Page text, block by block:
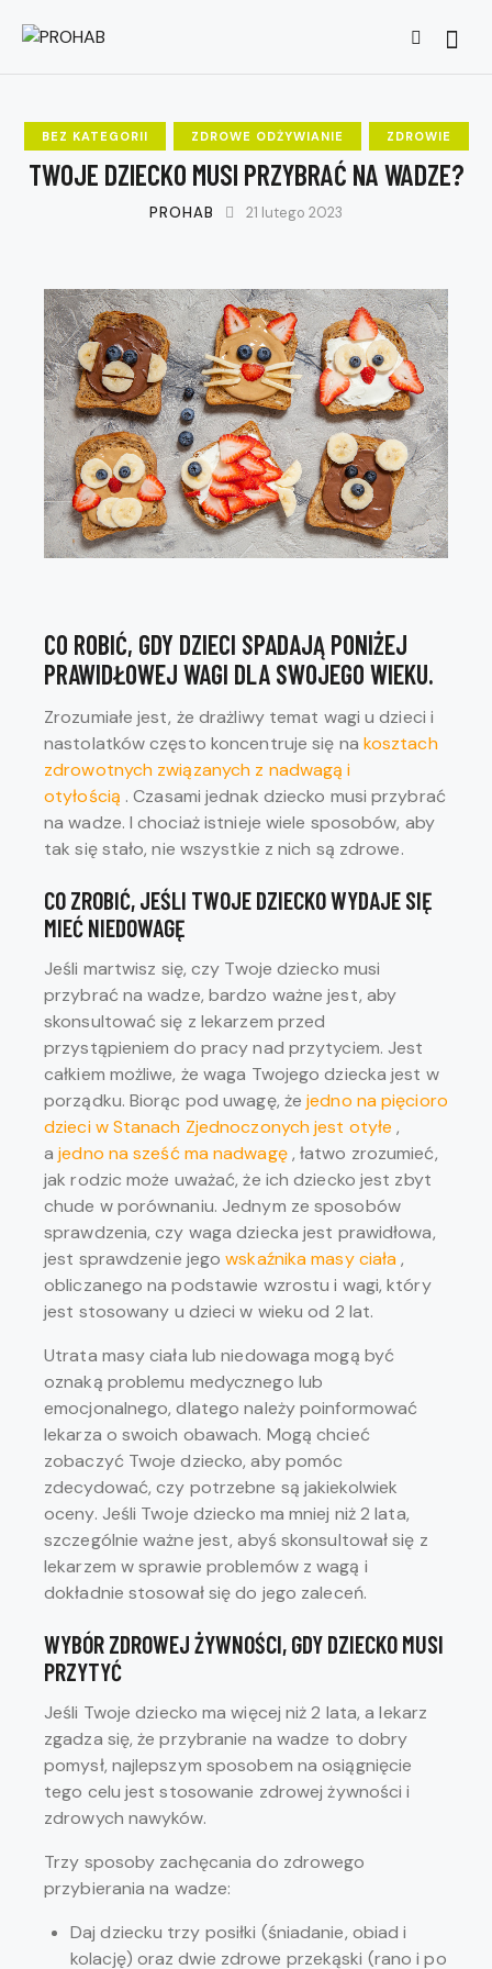
BEZ KATEGORII ZDROWE ODŻYWIANIE ZDROWIE
TWOJE DZIECKO MUSI PRZYBRAĆ NA WADZE?
PROHAB 21 lutego 2023
CO ROBIĆ, GDY DZIECI SPADAJĄ PONIŻEJ
PRAWIDŁOWEJ WAGI DLA SWOJEGO WIEKU.
Zrozumiałe jest, że drażliwy temat wagi u dzieci i
nastolatków często koncentruje się na kosztach
zdrowotnych związanych z nadwagą i
otyłością . Czasami jednak dziecko musi przybrać
na wadze. I chociaż istnieje wiele sposobów, aby
tak się stało, nie wszystkie z nich są zdrowe.
CO ZROBIĆ, JEŚLI TWOJE DZIECKO WYDAJE SIĘ
MIEĆ NIEDOWAGĘ
Jeśli martwisz się, czy Twoje dziecko musi
przybrać na wadze, bardzo ważne jest, aby
skonsultować się z lekarzem przed
przystąpieniem do pracy nad przytyciem. Jest
całkiem możliwe, że waga Twojego dziecka jest w
porządku. Biorąc pod uwagę, żejedno na pięcioro
dzieci w Stanach Zjednoczonych jest otyłe ,
ajedno na sześć ma nadwagę, łatwo zrozumieć,
jak rodzic może uważać, że ich dziecko jest zbyt
chude w porównaniu. Jednym ze sposobów
sprawdzenia, czy waga dziecka jest prawidłowa,
jest sprawdzenie jegowskaźnika masy ciała,
obliczanego na podstawie wzrostu i wagi, który
jest stosowany u dzieci w wieku od 2 lat.
Utrata masy ciała lub niedowaga mogą być
oznaką problemu medycznego lub
emocjonalnego, dlatego należy poinformować
lekarza o swoich obawach. Mogą chcieć
zobaczyć Twoje dziecko, aby pomóc
zdecydować, czy potrzebne są jakiekolwiek
oceny. Jeśli Twoje dziecko ma mniej niż 2 lata,
szczególnie ważne jest, abyś skonsultował się z
lekarzem w sprawie problemów z wagą i
dokładnie stosował się do jego zaleceń.
WYBÓR ZDROWEJ ŻYWNOŚCI, GDY DZIECKO MUSI
PRZYTYĆ
Jeśli Twoje dziecko ma więcej niż 2 lata, a lekarz
zgadza się, że przybranie na wadze to dobry
pomysł, najlepszym sposobem na osiągnięcie
tego celu jest stosowanie zdrowej żywności i
zdrowych nawyków.
Trzy sposoby zachęcania do zdrowego
przybierania na wadze:
Daj dziecku trzy posiłki (śniadanie, obiad i
kolację) oraz dwie zdrowe przekąski (rano i po